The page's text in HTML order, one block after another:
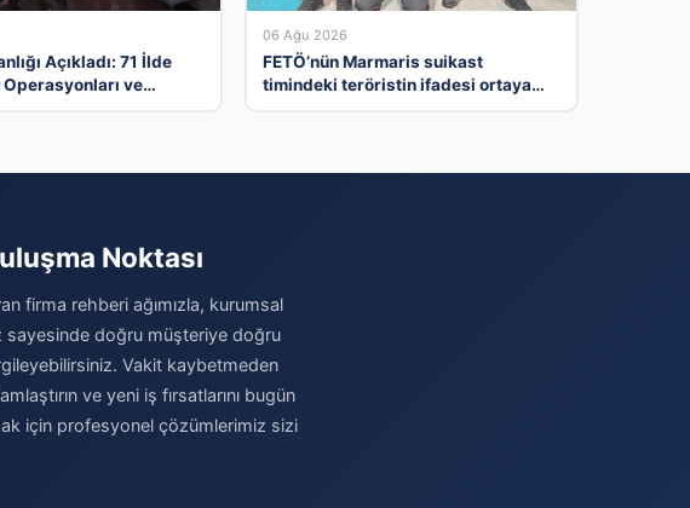
Açıkladı: 71 İlde
ve
06 Ağu 2026
FETÖ’nün Marmaris suikast
timindeki teröristin ifadesi ortaya
Noktası
firma rehberi ağımızla, kurumsal
sayesinde doğru müşteriye doğru
Vakit kaybetmeden
ve yeni iş fırsatlarını bugün
için profesyonel çözümlerimiz sizi